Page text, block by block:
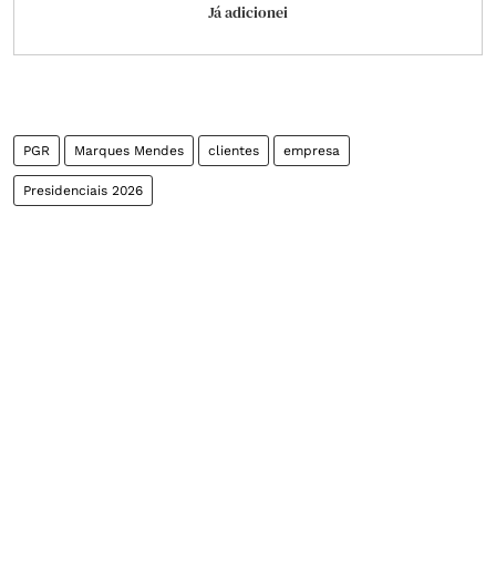
Já adicionei
PGR Marques Mendes clientes empresa
Presidenciais 2026